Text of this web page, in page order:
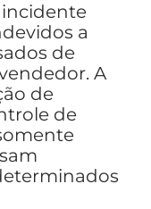
incidente
a
de
A
de
de